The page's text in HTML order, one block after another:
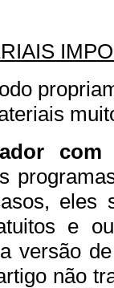
eles
e
versão
não